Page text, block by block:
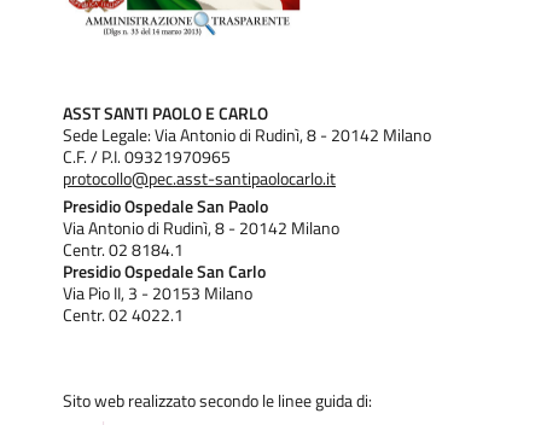
ASST SANTI PAOLO E CARLO
Sede Legale: Via Antonio di Rudinì, 8 - 20142 Milano
C.F. / P.I. 09321970965
protocollo@pec.asst-santipaolocarlo.it
Presidio Ospedale San Paolo
Via Antonio di Rudinì, 8 - 20142 Milano
Centr. 02 8184.1
Presidio Ospedale San Carlo
Via Pio II, 3 - 20153 Milano
Centr. 02 4022.1
Sito web realizzato secondo le linee guida di: